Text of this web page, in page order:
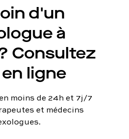
d'un
à
Consultez
ligne
moins de 24h et 7j/7
et médecins